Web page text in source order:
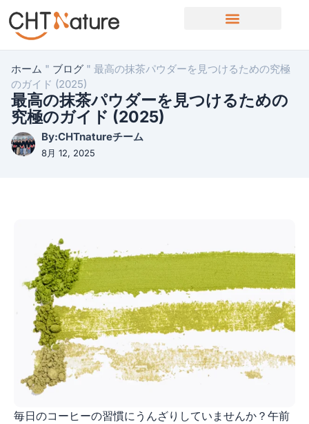
ホーム " ブログ " 最高の抹茶パウダーを見つけるための究極
のガイド (2025)
最高の抹茶パウダーを見つけるための
究極のガイド (2025)
By:CHTnatureチーム
8月 12, 2025
毎日のコーヒーの習慣にうんざりしていませんか？午前